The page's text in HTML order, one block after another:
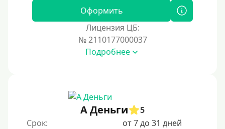
10 месяцев
5 лет
Оформить
Лицензия ЦБ:
№ 2110177000037
Подробнее
А Деньги
5
Срок:
от 7 до 31 дней